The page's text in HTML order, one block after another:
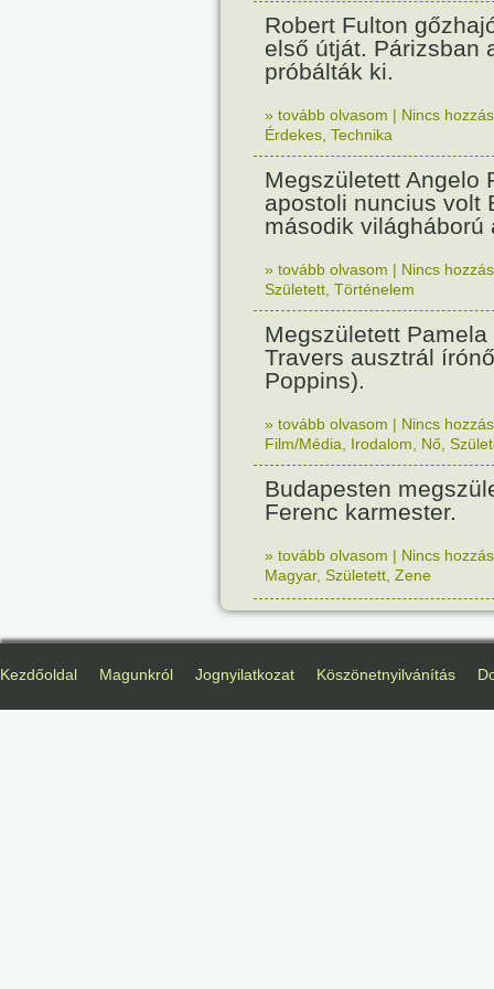
Robert Fulton
első útját. Párizsban
próbálták ki.
» tovább olvasom | Nincs
Érdekes Technika
Megszületett Angelo
apostoli nuncius volt
második világháború
» tovább olvasom | Nincs
Született Történelem
Megszületett Pamela
Travers ausztrál
Poppins).
» tovább olvasom | Nincs
Film/Média
Irodalom Nő
Budapesten
Ferenc karmester.
» tovább olvasom | Nincs
Magyar, Született Zene
Kezdőoldal Magunkról Jognyilatkozat Köszönetnyilvánítás